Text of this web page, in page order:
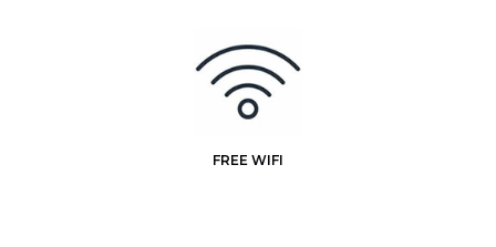
FREE WIFI